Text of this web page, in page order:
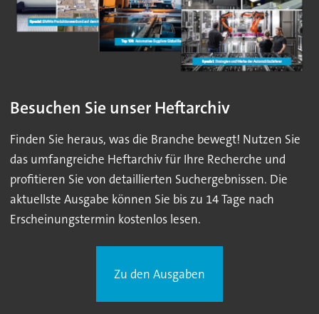
Besuchen Sie unser Heftarchiv
Finden Sie heraus, was die Branche bewegt! Nutzen Sie
das umfangreiche Heftarchiv für Ihre Recherche und
profitieren Sie von detaillierten Suchergebnissen. Die
aktuellste Ausgabe können Sie bis zu 14 Tage nach
Erscheinungstermin kostenlos lesen.
Zu den Ausgaben